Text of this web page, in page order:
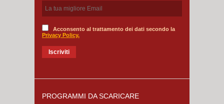
Acconsento al trattamento dei dati secondo la
Privacy Policy.
PROGRAMMI DA SCARICARE